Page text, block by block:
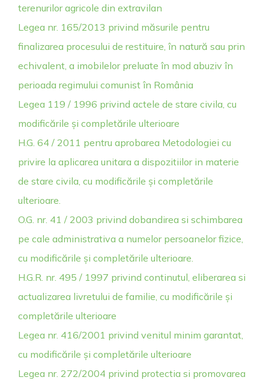
terenurilor agricole din extravilan
Legea nr. 165/2013 privind măsurile pentru
finalizarea procesului de restituire, în natură sau prin
echivalent, a imobilelor preluate în mod abuziv în
perioada regimului comunist în România
Legea 119 / 1996 privind actele de stare civila, cu
modificările și completările ulterioare
H.G. 64 / 2011 pentru aprobarea Metodologiei cu
privire la aplicarea unitara a dispozitiilor in materie
de stare civila, cu modificările și completările
ulterioare.
O.G. nr. 41 / 2003 privind dobandirea si schimbarea
pe cale administrativa a numelor persoanelor fizice,
cu modificările și completările ulterioare.
H.G.R. nr. 495 / 1997 privind continutul, eliberarea si
actualizarea livretului de familie, cu modificările și
completările ulterioare
Legea nr. 416/2001 privind venitul minim garantat,
cu modificările și completările ulterioare
Legea nr. 272/2004 privind protectia si promovarea